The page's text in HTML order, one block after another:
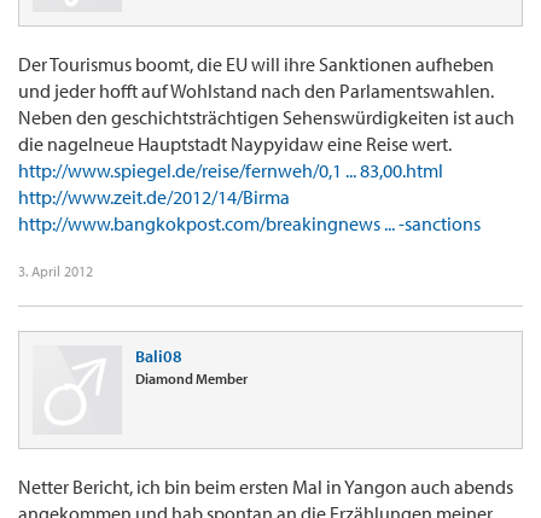
Der Tourismus boomt, die EU will ihre Sanktionen aufheben
und jeder hofft auf Wohlstand nach den Parlamentswahlen.
Neben den geschichtsträchtigen Sehenswürdigkeiten ist auch
die nagelneue Hauptstadt Naypyidaw eine Reise wert.
http://www.spiegel.de/reise/fernweh/0,1 ... 83,00.html
http://www.zeit.de/2012/14/Birma
http://www.bangkokpost.com/breakingnews ... -sanctions
3. April 2012
Bali08
Diamond Member
Netter Bericht, ich bin beim ersten Mal in Yangon auch abends